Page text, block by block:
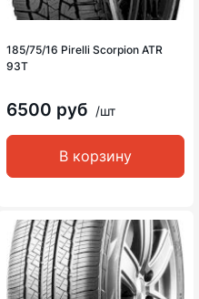
185/75/16 Pirelli Scorpion ATR
93T
6500 руб /шт
В корзину